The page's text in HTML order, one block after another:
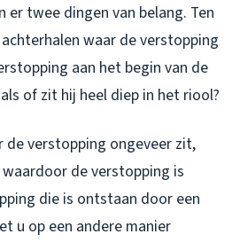
er twee dingen van belang. Ten
waar de verstopping
aan het begin van de
of zit hij heel diep in het riool?
de verstopping ongeveer zit,
de verstopping is
die is ontstaan door een
u op een andere manier